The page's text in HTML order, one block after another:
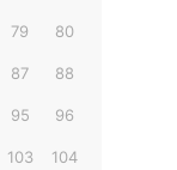
79 80
87 88
95 96
103 104